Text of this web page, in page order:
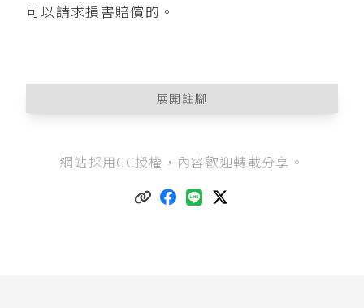
可以請求損害賠償的。
展開註腳
被保險人之行為所致，其危險達於應增加保險費
知保險人。」
網站採用CC授權，內容歡迎轉載分享。